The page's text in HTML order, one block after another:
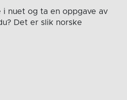
nuet og ta en oppgave av
Det er slik norske